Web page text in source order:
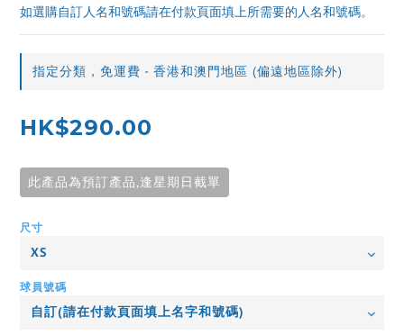
如選購自訂人名和號碼請在付款頁面填上所需要的人名和號碼。
指定分類，免運費 - 香港和澳門地區 (偏遠地區除外)
HK$290.00
此產品為預訂產品,逢星期日截單
尺寸
球員號碼